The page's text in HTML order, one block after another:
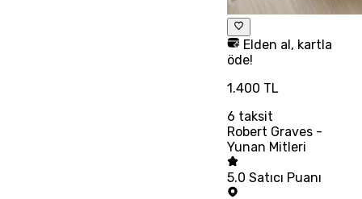
Elden al, kartla
öde!
1.400 TL
6 taksit
Robert Graves -
Yunan Mitleri
5.0 Satıcı Puanı